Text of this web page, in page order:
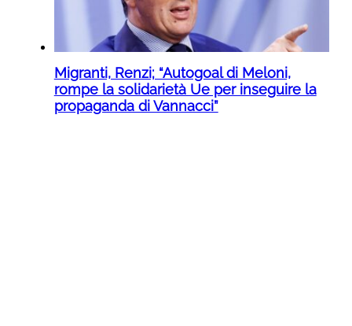
Migranti, Renzi; “Autogoal di Meloni,
rompe la solidarietà Ue per inseguire la
propaganda di Vannacci”